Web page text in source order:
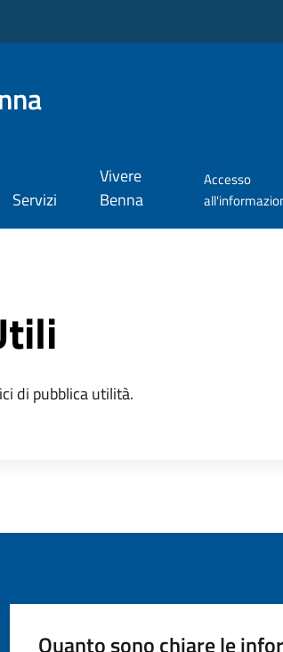
Servizi
Vivere
Benna
Accesso
di pubblica utilità.
Quanto sono chiare le